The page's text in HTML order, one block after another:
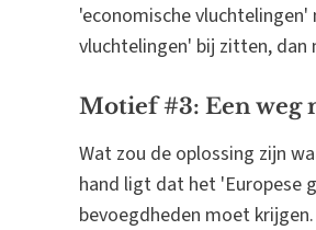
'economische
vluchtelingen' bij zitten, dan
Motief #3: Een weg
Wat zou de oplossing zijn
hand ligt dat het 'Europese
bevoegdheden moet